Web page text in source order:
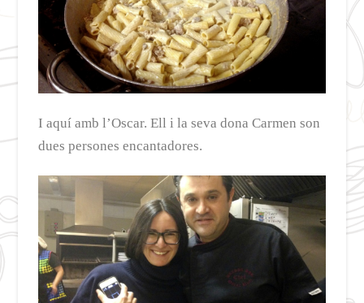
I aquí amb l’Oscar. Ell i la seva dona Carmen son
dues persones encantadores.